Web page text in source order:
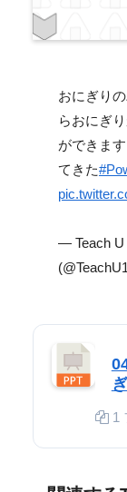
おにぎり
らおにぎ
ができま
てきた
— Teach
1